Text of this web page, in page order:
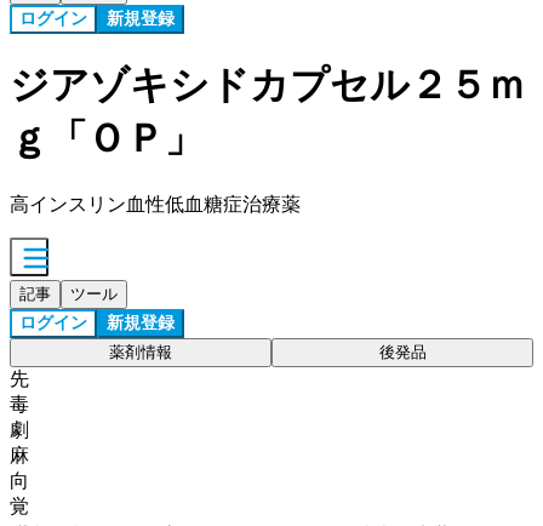
ログイン 新規登録
ジアゾキシドカプセル２５ｍ
ｇ「ＯＰ」
高インスリン血性低血糖症治療薬
記事 ツール
ログイン 新規登録
薬剤情報 後発品
先
毒
劇
麻
向
覚